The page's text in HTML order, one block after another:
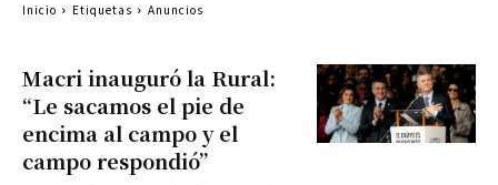
Macri inauguró la Rural:
“Le sacamos el pie de
encima al campo y el
campo respondió”
Inicio Etiquetas Anuncios